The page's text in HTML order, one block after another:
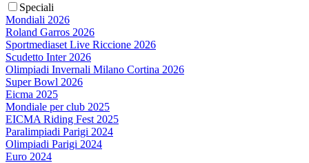
Speciali
Mondiali 2026
Roland Garros 2026
Sportmediaset Live Riccione 2026
Scudetto Inter 2026
Olimpiadi Invernali Milano Cortina 2026
Super Bowl 2026
Eicma 2025
Mondiale per club 2025
EICMA Riding Fest 2025
Paralimpiadi Parigi 2024
Olimpiadi Parigi 2024
Euro 2024